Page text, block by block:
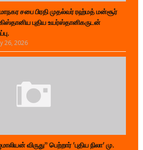
சபை பிரதி முதல்வர் ரஹ்மத் மன்சூர்
புதிய உயர்ஸ்தானிகருடன்
26, 2026
விருது” பெற்றார் 'புதிய நிலா' மு.